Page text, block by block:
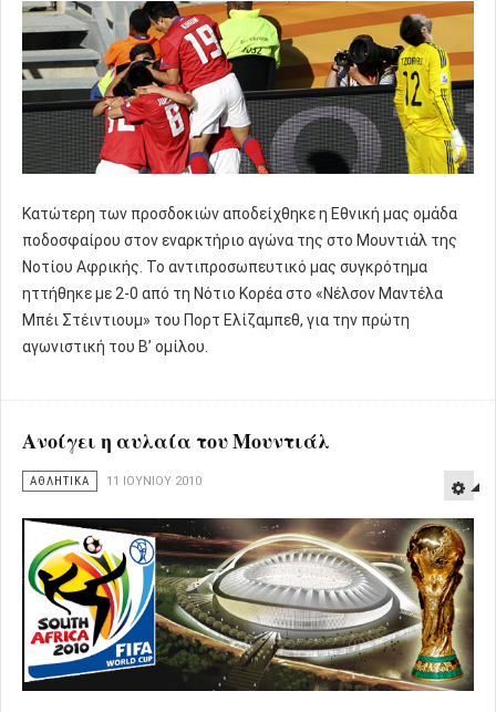
Κατώτερη των προσδοκιών αποδείχθηκε η Εθνική μας ομάδα
ποδοσφαίρου στον εναρκτήριο αγώνα της στο Μουντιάλ της
Νοτίου Αφρικής. Το αντιπροσωπευτικό μας συγκρότημα
ηττήθηκε με 2-0 από τη Νότιο Κορέα στο «Νέλσον Μαντέλα
Μπέι Στέιντιουμ» του Πορτ Ελίζαμπεθ, για την πρώτη
αγωνιστική του Β’ ομίλου.
Ανοίγει η αυλαία του Μουντιάλ
ΑΘΛΗΤΙΚΑ 11 ΙΟΥΝΊΟΥ 2010